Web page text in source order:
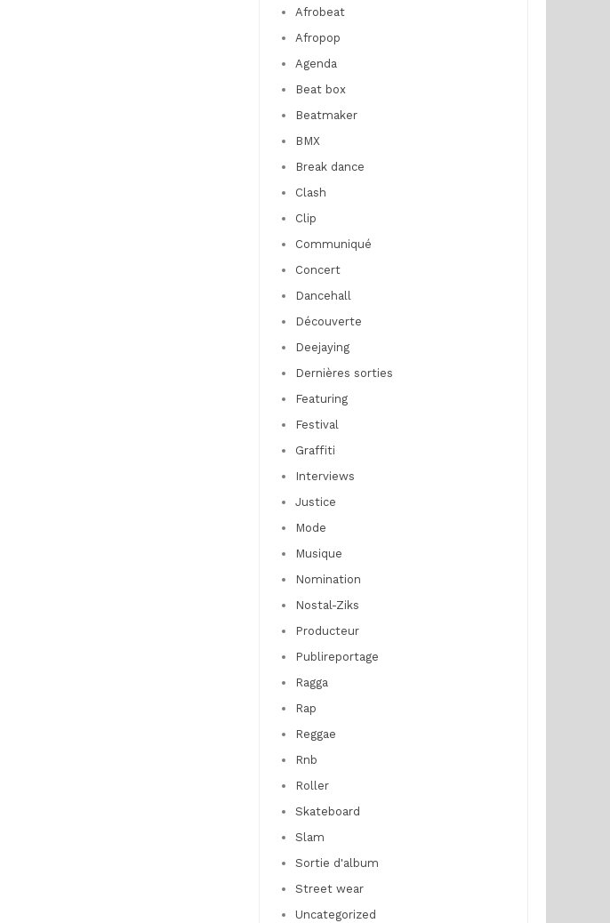
Afrobeat
Afropop
Agenda
Beat box
Beatmaker
BMX
Break dance
Clash
Clip
Communiqué
Concert
Dancehall
Découverte
Deejaying
Dernières sorties
Featuring
Festival
Graffiti
Interviews
Justice
Mode
Musique
Nomination
Nostal-Ziks
Producteur
Publireportage
Ragga
Rap
Reggae
Rnb
Roller
Skateboard
Slam
Sortie d'album
Street wear
Uncategorized